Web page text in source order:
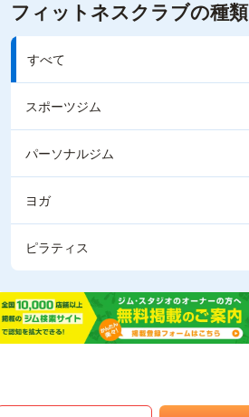
フィットネスクラブの種類
すべて
スポーツジム
パーソナルジム
ヨガ
ピラティス